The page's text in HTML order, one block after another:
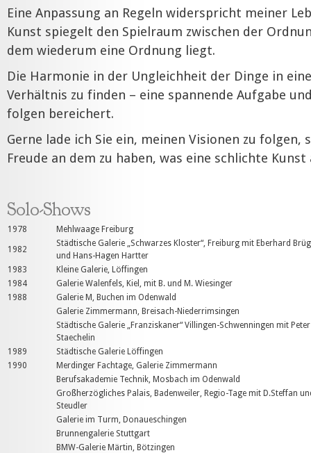
Eine Anpassung an Regeln widerspricht meiner
Kunst spiegelt den Spielraum zwischen der
dem wiederum eine Ordnung liegt.
Die Harmonie in der Ungleichheit der Dinge in
Verhältnis zu finden – eine spannende Aufgabe
folgen bereichert.
Gerne lade ich Sie ein, meinen Visionen zu folgen,
Freude an dem zu haben, was eine schlichte Kunst
Solo-Shows
1978 Mehlwaage Freiburg
1982
Städtische Galerie „Schwarzes Kloster“, Freiburg mit Eberhard
und Hans-Hagen Hartter
1983
Kleine Galerie, Löffingen
1984
Galerie Walenfels, Kiel, mit B. und M. Wiesinger
1988
Galerie M, Buchen im Odenwald
Galerie Zimmermann, Breisach-Niederrimsingen
Städtische Galerie „Franziskaner“ Villingen-Schwenningen mit Peter
Staechelin
1989
Städtische Galerie Löffingen
1990
Merdinger Fachtage, Galerie Zimmermann
Berufsakademie Technik, Mosbach im Odenwald
Großherzögliches Palais, Badenweiler, Regio-Tage mit D.Steffan
Steudler
Galerie im Turm, Donaueschingen
Brunnengalerie Stuttgart
BMW-Galerie Märtin, Bötzingen